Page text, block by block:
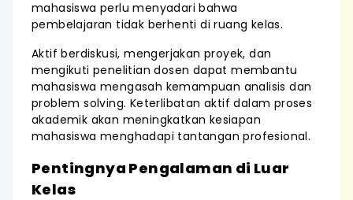
mahasiswa perlu menyadari bahwa
pembelajaran tidak berhenti di ruang kelas.
Aktif berdiskusi, mengerjakan proyek, dan
mengikuti penelitian dosen dapat membantu
mahasiswa mengasah kemampuan analisis dan
problem solving. Keterlibatan aktif dalam proses
akademik akan meningkatkan kesiapan
mahasiswa menghadapi tantangan profesional.
Pentingnya Pengalaman di Luar
Kelas